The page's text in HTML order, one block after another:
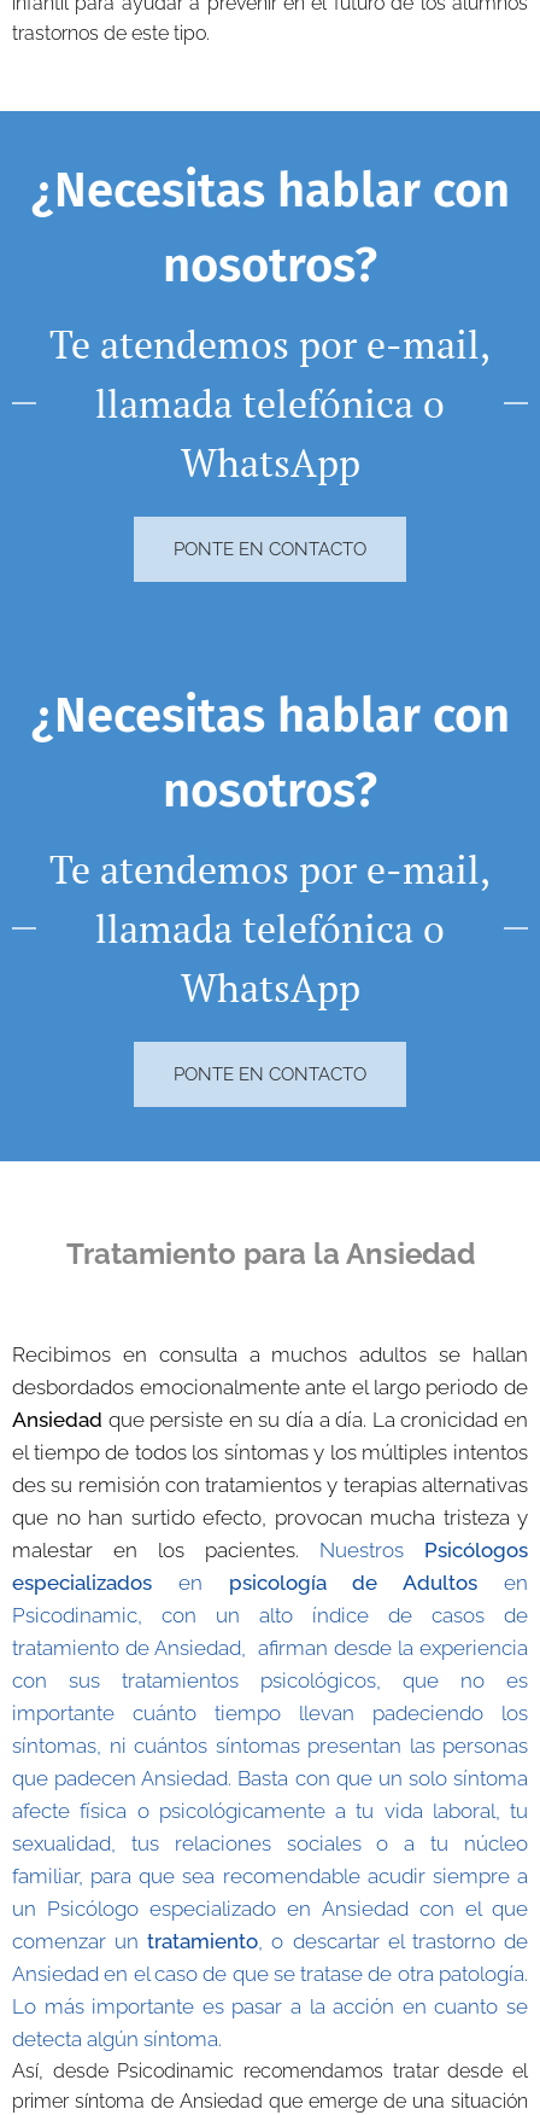
trastornos de este tipo.
¿Necesitas hablar con
nosotros?
Te atendemos por e-mail,
llamada telefónica o
WhatsApp
PONTE EN CONTACTO
¿Necesitas hablar con
nosotros?
Te atendemos por e-mail,
llamada telefónica o
WhatsApp
PONTE EN CONTACTO
Tratamiento para la Ansiedad
Recibimos en consulta a muchos adultos se hallan
desbordados emocionalmente ante el largo periodo de
Ansiedad que persiste en su día a día. La cronicidad en
el tiempo de todos los síntomas y los múltiples intentos
des su remisión con tratamientos y terapias alternativas
que no han surtido efecto, provocan mucha tristeza y
malestar en los pacientes. Nuestros Psicólogos
especializados en psicología de Adultos
en
Psicodinamic, con un alto índice de casos de
tratamiento de Ansiedad, afirman desde la experiencia
con sus tratamientos psicológicos, que no es
importante cuánto tiempo llevan padeciendo los
síntomas, ni cuántos síntomas presentan las personas
que padecen Ansiedad. Basta con que un solo síntoma
afecte física o psicológicamente a tu vida laboral, tu
sexualidad, tus relaciones sociales o a tu núcleo
familiar, para que sea recomendable acudir siempre a
un Psicólogo especializado en Ansiedad con el que
comenzar untratamiento, o descartar el trastorno de
Ansiedad en el caso de que se tratase de otra patología.
Lo más importante es pasar a la acción en cuanto se
detecta algún síntoma.
Así, desde Psicodinamic recomendamos tratar desde el
primer síntoma de Ansiedad que emerge de una situación